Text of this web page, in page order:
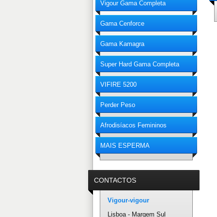
Vigour Gama Completa
Gama Cenforce
Gama Kamagra
Super Hard Gama Completa
VIFIRE 5200
Perder Peso
Afrodisíacos Femininos
MAIS ESPERMA
CONTACTOS
Vigour-vigour
Lisboa - Margem Sul